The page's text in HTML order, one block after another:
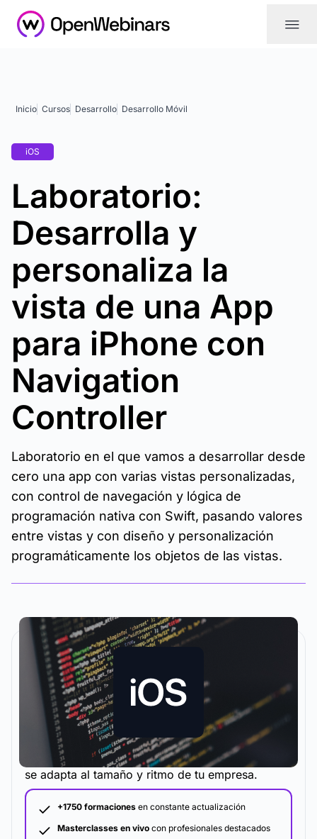
|||
Inicio Cursos Desarrollo Desarrollo Móvil
iOS
Laboratorio:
Desarrolla y
personaliza la
vista de una App
para iPhone con
Navigation
Controller
Laboratorio en el que vamos a desarrollar desde
cero una app con varias vistas personalizadas,
con control de navegación y lógica de
programación nativa con Swift, pasando valores
entre vistas y con diseño y personalización
programáticamente los objetos de las vistas.
La metodología y plataforma de formación que
se adapta al tamaño y ritmo de tu empresa.
+1750 formaciones en constante actualización
Masterclasses en vivo con profesionales destacados